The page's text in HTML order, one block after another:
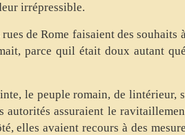
irrépressible.
de Rome faisaient des souhaits
parce quil était doux autant
le peuple romain, de
autorités assuraient le
elles avaient recours à des